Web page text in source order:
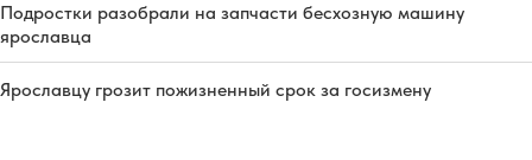
Подростки разобрали на запчасти бесхозную машину
ярославца
Ярославцу грозит пожизненный срок за госизмену